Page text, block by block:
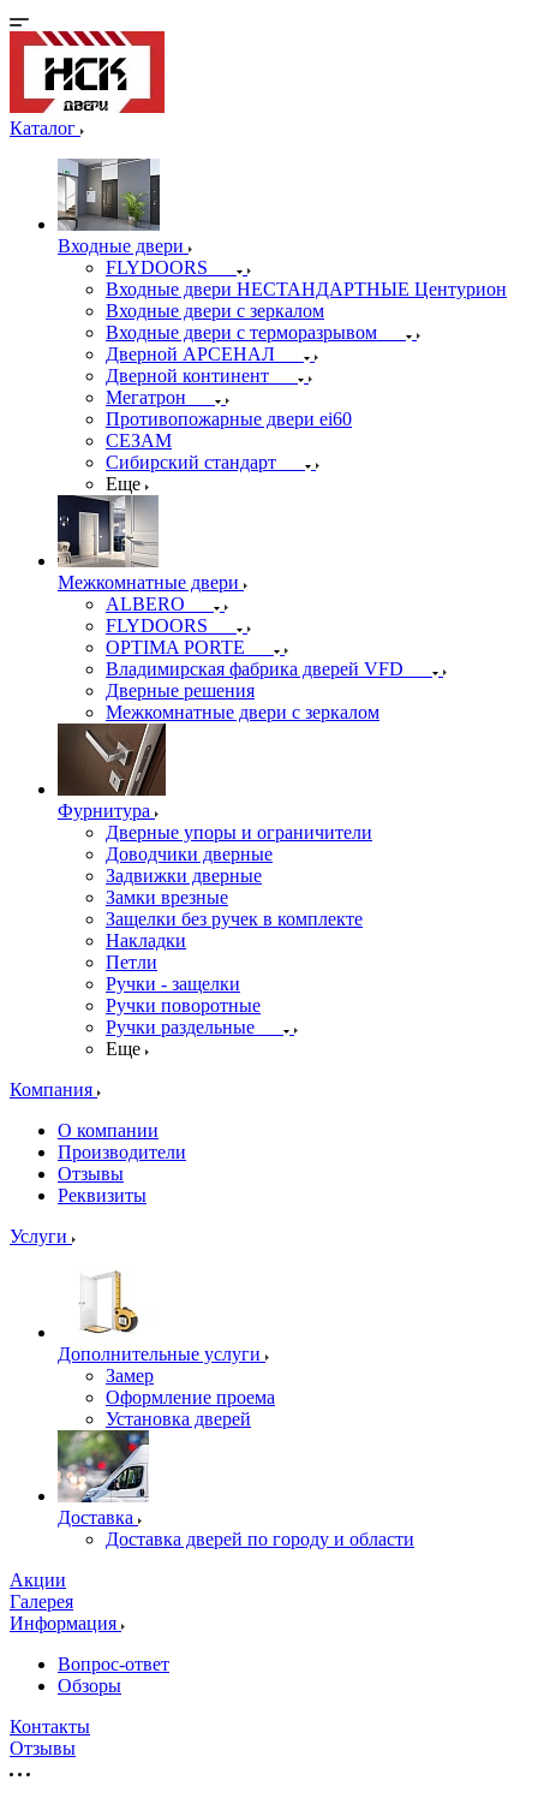
Каталог
Входные двери
FLYDOORS
Входные двери НЕСТАНДАРТНЫЕ Центурион
Входные двери с зеркалом
Входные двери с терморазрывом
Дверной АРСЕНАЛ
Дверной континент
Мегатрон
Противопожарные двери ei60
СЕЗАМ
Сибирский стандарт
Еще
Межкомнатные двери
ALBERO
FLYDOORS
OPTIMA PORTE
Владимирская фабрика дверей VFD
Дверные решения
Межкомнатные двери c зеркалом
Фурнитура
Дверные упоры и ограничители
Доводчики дверные
Задвижки дверные
Замки врезные
Защелки без ручек в комплекте
Накладки
Петли
Ручки - защелки
Ручки поворотные
Ручки раздельные
Еще
Компания
О компании
Производители
Отзывы
Реквизиты
Услуги
Дополнительные услуги
Замер
Оформление проема
Установка дверей
Доставка
Доставка дверей по городу и области
Акции
Галерея
Информация
Вопрос-ответ
Обзоры
Контакты
Отзывы